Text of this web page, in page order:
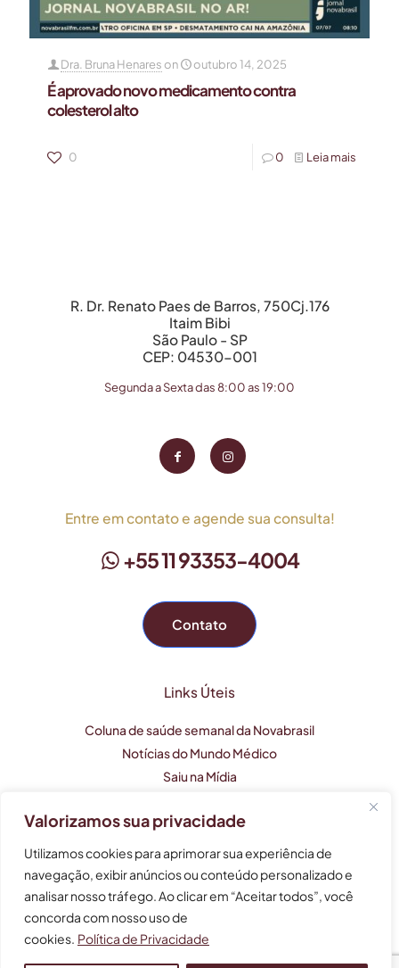
Valorizamos sua privacidade
Utilizamos cookies para aprimorar sua experiência de
navegação, exibir anúncios ou conteúdo personalizado e
analisar nosso tráfego. Ao clicar em “Aceitar todos”, você
concorda com nosso uso de
cookies. Política de Privacidade
Dra. Bruna Henares on outubro 14, 2025
É aprovado novo medicamento contra
colesterol alto
0 0 Leia mais
R. Dr. Renato Paes de Barros, 750Cj.176
Itaim Bibi
São Paulo - SP
CEP: 04530-001
Segunda a Sexta das 8:00 as 19:00
Entre em contato e agende sua consulta!
+55 11 93353-4004
Contato
Links Úteis
Coluna de saúde semanal da Novabrasil
Notícias do Mundo Médico
Saiu na Mídia
Este perfil profissional tem caráter apenas informativo e
não substitui uma consulta médica.
As informações não devem ser usadas para auto-
tratamento, auto-diagnóstico e auto-medicação.
© 2024 Bruna Henares - Cardiologia e Clínica Médica -